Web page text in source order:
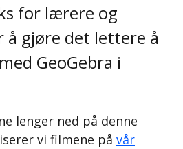
for lærere og
å gjøre det lettere å
GeoGebra i
lenger ned på denne
vi filmene på vår